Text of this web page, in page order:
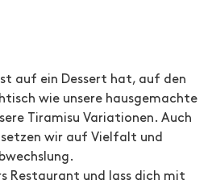
auf ein Dessert hat, auf den
wie unsere hausgemachte
Tiramisu Variationen. Auch
setzen wir auf Vielfalt und
Restaurant und lass dich mit